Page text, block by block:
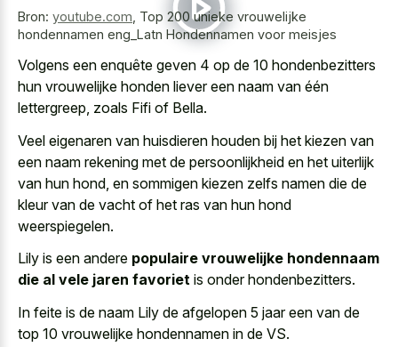
Bron: youtube.com Top 200 unieke vrouwelijke
hondennamen eng_Latn Hondennamen voor meisjes
Volgens een enquête geven 4 op de 10 hondenbezitters
hun vrouwelijke honden liever een naam van één
lettergreep, zoals Fifi of Bella.
Veel eigenaren van huisdieren houden bij het kiezen van
een naam rekening met de persoonlijkheid en het uiterlijk
van hun hond, en sommigen kiezen zelfs namen die de
kleur van de vacht of het ras van hun hond
weerspiegelen.
Lily is een andere populaire vrouwelijke hondennaam
die al vele jaren favoriet is onder hondenbezitters.
In feite is de naam Lily de afgelopen 5 jaar een van de
top 10 vrouwelijke hondennamen in de VS.